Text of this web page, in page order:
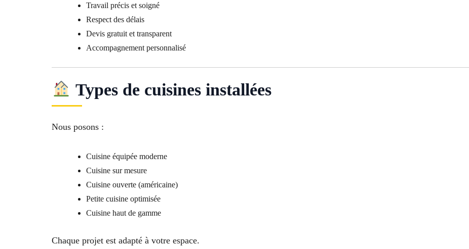
Travail précis et soigné
Respect des délais
Devis gratuit et transparent
Accompagnement personnalisé
Types de cuisines installées
Nous posons :
Cuisine équipée moderne
Cuisine sur mesure
Cuisine ouverte (américaine)
Petite cuisine optimisée
Cuisine haut de gamme
Chaque projet est adapté à votre espace.